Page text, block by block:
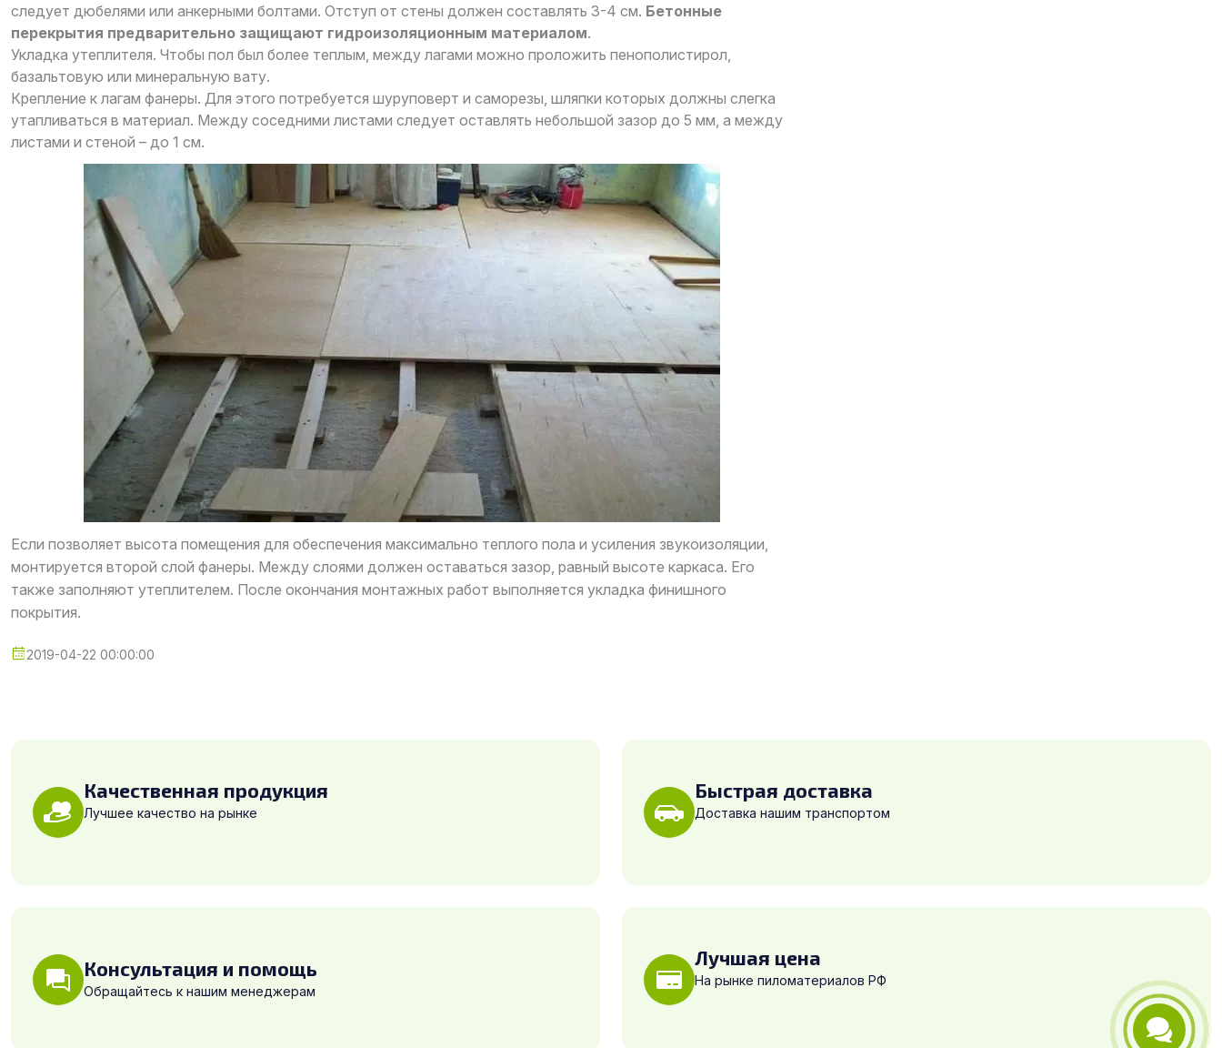
следует дюбелями или анкерными болтами. Отступ от стены должен составлять 3-4 см. Бетонные
перекрытия предварительно защищают гидроизоляционным материалом.
Укладка утеплителя. Чтобы пол был более теплым, между лагами можно проложить пенополистирол,
базальтовую или минеральную вату.
Крепление к лагам фанеры. Для этого потребуется шуруповерт и саморезы, шляпки которых должны слегка
утапливаться в материал. Между соседними листами следует оставлять небольшой зазор до 5 мм, а между
листами и стеной – до 1 см.
Если позволяет высота помещения для обеспечения максимально теплого пола и усиления звукоизоляции,
монтируется второй слой фанеры. Между слоями должен оставаться зазор, равный высоте каркаса. Его
также заполняют утеплителем. После окончания монтажных работ выполняется укладка финишного
покрытия.
2019-04-22 00:00:00
Качественная продукция
Лучшее качество на рынке
Быстрая доставка
Доставка нашим транспортом
Консультация и помощь
Обращайтесь к нашим менеджерам
Лучшая цена
На рынке пиломатериалов РФ